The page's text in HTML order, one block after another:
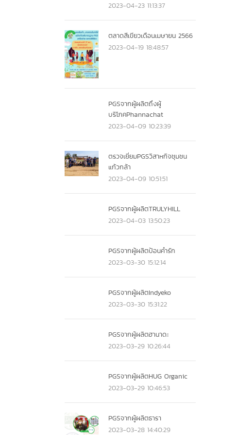
2023-04-23 11:13:37
ตลาดสีเขียวเดือนเมษายน 2566
2023-04-19 18:48:57
PGSจากผู้ผลิตถึงผู้
บริโภคPhannachat
2023-04-09 10:23:39
ตรวจเยี่ยมPGSวิสาหกิจชุมชน
แก้วกล้า
2023-04-09 10:51:51
PGSจากผู้ผลิตTRULYHILL
2023-04-03 13:50:23
PGSจากผู้ผลิตป้อนคำรัก
2023-03-30 15:12:14
PGSจากผู้ผลิตIndyeko
2023-03-30 15:31:22
PGSจากผู้ผลิตฮานาดะ
2023-03-29 10:26:44
PGSจากผู้ผลิตHUG Organic
2023-03-29 10:46:53
PGSจากผู้ผลิตธารา
2023-03-28 14:40:29